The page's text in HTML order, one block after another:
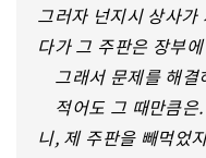
그러자 넌지시 상사
다가 그 주판은 장부
그래서 문제를 해결
적어도 그 때만큼
니, 제 주판을 빼먹었